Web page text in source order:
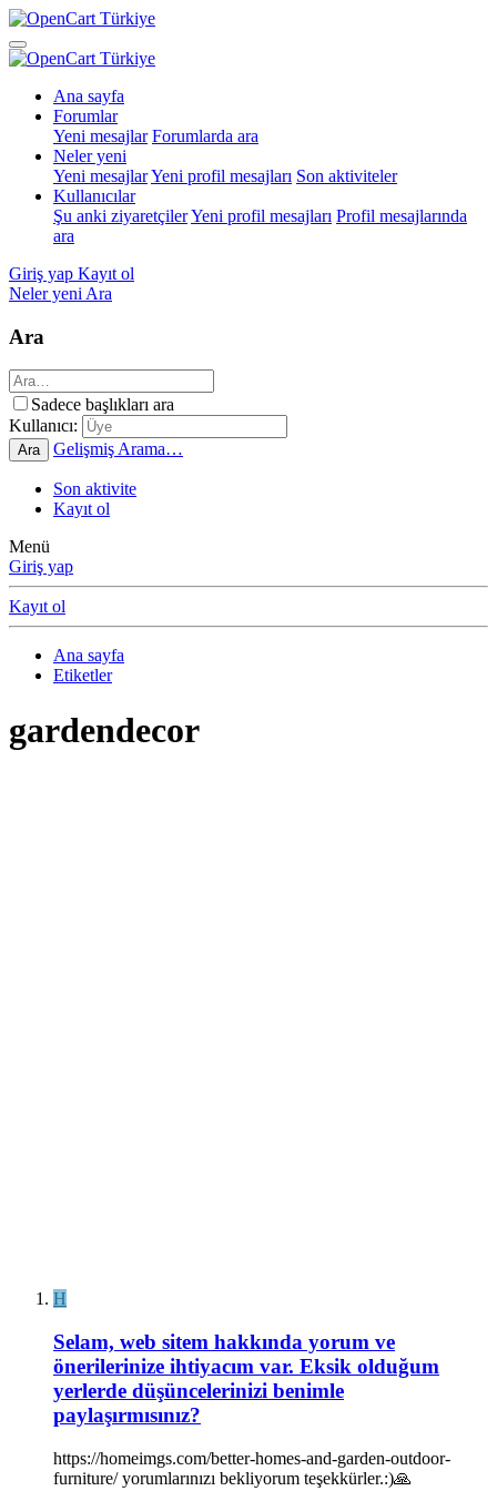
Ana sayfa
Forumlar
Yeni mesajlar Forumlarda ara
Neler yeni
Yeni mesajlarYeni profil mesajları Son aktiviteler
Kullanıcılar
Şu anki ziyaretçilerYeni profil mesajları Profil mesajlarında
ara
Giriş yap Kayıt ol
Neler yeni Ara
Ara
Sadece başlıkları ara
Kullanıcı:
Ara Gelişmiş Arama…
Son aktivite
Kayıt ol
Menü
Giriş yap
Kayıt ol
Ana sayfa
Etiketler
gardendecor
H
Selam, web sitem hakkında yorum ve
önerilerinize ihtiyacım var. Eksik olduğum
yerlerde düşüncelerinizi benimle
paylaşırmısınız?
https://homeimgs.com/better-homes-and-garden-outdoor-
furniture/ yorumlarınızı bekliyorum teşekkürler.:)🙏